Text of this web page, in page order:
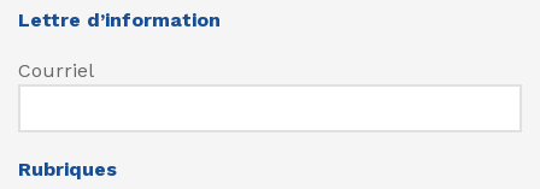
Lettre d’information
Courriel
Rubriques